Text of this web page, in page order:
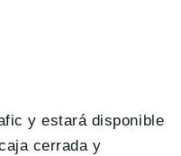
y estará disponible
cerrada y